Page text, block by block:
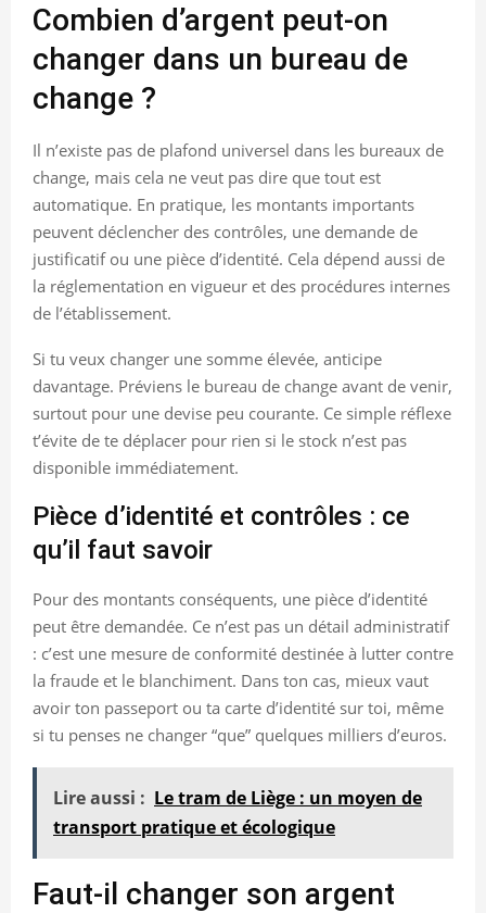
Combien d’argent peut-on
changer dans un bureau de
change ?
Il n’existe pas de plafond universel dans les bureaux de
change, mais cela ne veut pas dire que tout est
automatique. En pratique, les montants importants
peuvent déclencher des contrôles, une demande de
justificatif ou une pièce d’identité. Cela dépend aussi de
la réglementation en vigueur et des procédures internes
de l’établissement.
Si tu veux changer une somme élevée, anticipe
davantage. Préviens le bureau de change avant de venir,
surtout pour une devise peu courante. Ce simple réflexe
t’évite de te déplacer pour rien si le stock n’est pas
disponible immédiatement.
Pièce d’identité et contrôles : ce
qu’il faut savoir
Pour des montants conséquents, une pièce d’identité
peut être demandée. Ce n’est pas un détail administratif
: c’est une mesure de conformité destinée à lutter contre
la fraude et le blanchiment. Dans ton cas, mieux vaut
avoir ton passeport ou ta carte d’identité sur toi, même
si tu penses ne changer “que” quelques milliers d’euros.
Lire aussi : Le tram de Liège : un moyen de
transport pratique et écologique
Faut-il changer son argent